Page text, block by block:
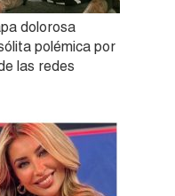
dolorosa
polémica por
las redes